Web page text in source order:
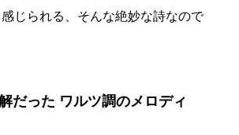
じられる、そんな絶妙な詩なので
だった ワルツ調のメロディ